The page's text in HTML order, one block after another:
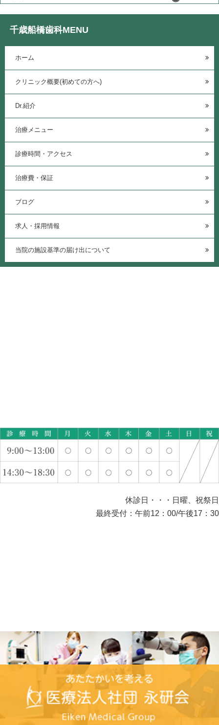
千歳船橋歯科MENU
ホーム
クリニック概要(初めての方へ)
Dr.紹介
治療メニュー
診療時間・アクセス
治療費・保証
ブログ
求人・採用情報
当院の施設基準の届け出について
休診日・・・日曜、祝祭日
最終受付：午前12：00/午後17：30